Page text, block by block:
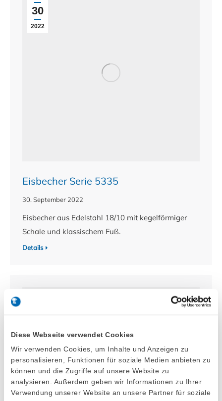
Diese Webseite verwendet Cookies
Wir verwenden Cookies, um Inhalte und Anzeigen zu
personalisieren, Funktionen für soziale Medien anbieten zu
können und die Zugriffe auf unsere Website zu
analysieren. Außerdem geben wir Informationen zu Ihrer
Verwendung unserer Website an unsere Partner für soziale
30
2022
Eisbecher Serie 5335
30. September 2022
Eisbecher aus Edelstahl 18/10 mit kegelförmiger
Schale und klassischem Fuß.
Details
30